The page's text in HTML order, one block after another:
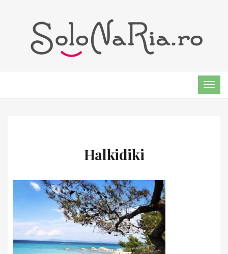
Halkidiki